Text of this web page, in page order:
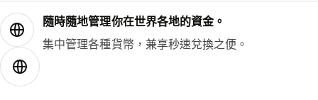
隨時隨地管理你在世界各地的資金。
集中管理各種貨幣，兼享秒速兌換之便。